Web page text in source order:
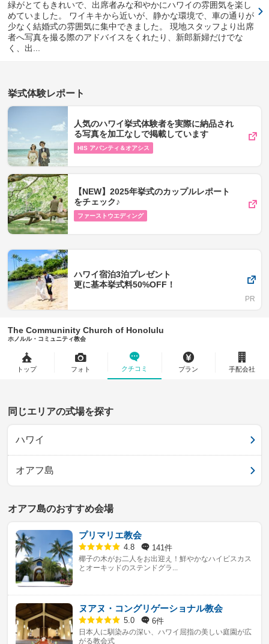
緑がとてもきれいで、出席者みな和やかにハワイの雰囲気を楽し
めていました。 ワイキキから近いが、静かな環境で、車の通りが
少なく結婚式の雰囲気に集中できました。 現地スタッフより出席
者へ写真を撮る際のアドバイスをくれたり、新郎新婦だけでな
く、出...
挙式体験レポート
人気のハワイ挙式体験者を実際に納品され
る写真を加工なしで掲載しています
HIS アバンティ＆オアシス
【NEW】2025年挙式のカップルレポート
をチェック♪
ファーストウエディング
ハワイ宿泊3泊プレゼント
更に基本挙式料50%OFF！
The Communinity Church of Honolulu
ホノルル・コミュニティ教会
トップ フォト クチコミ プラン 手配会社
同じエリアの式場を探す
ハワイ
オアフ島
オアフ島のおすすめ会場
プリマリエ教会
4.8 141件
椰子の木がお二人をお出迎え！鮮やかなハイビスカス
とオーキッドのステンドグラ...
ヌアヌ・コングリゲーショナル教会
5.0 6件
日本人に馴染みの深い、ハワイ屈指の美しい庭園が広
がる教会式